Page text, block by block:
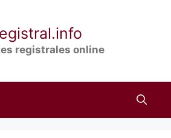
registrales online